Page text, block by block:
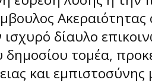
Ακεραιότητας
δίαυλο
δημοσίου τομέα,
και εμπιστοσύνης